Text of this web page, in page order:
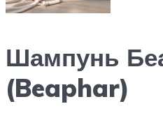
Шампунь
(Beaphar)